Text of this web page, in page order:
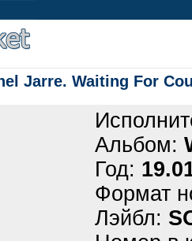
Jarre. Waiting For
Альбом:
Год:
Формат
Лэйбл: